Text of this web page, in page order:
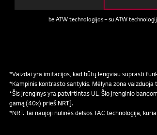
be ATW technologijos – su ATW
*Vaizdai yra imitacijos, kad būtų lengviau suprasti
*Kampinis kontrasto santykis. Mėlyna zona
*Šis įrenginys yra patvirtintas UL. Šio įrenginio
gamą (40x) prieš NRT].
*NRT. Tai naujoji nulinės delsos TAC technologija,